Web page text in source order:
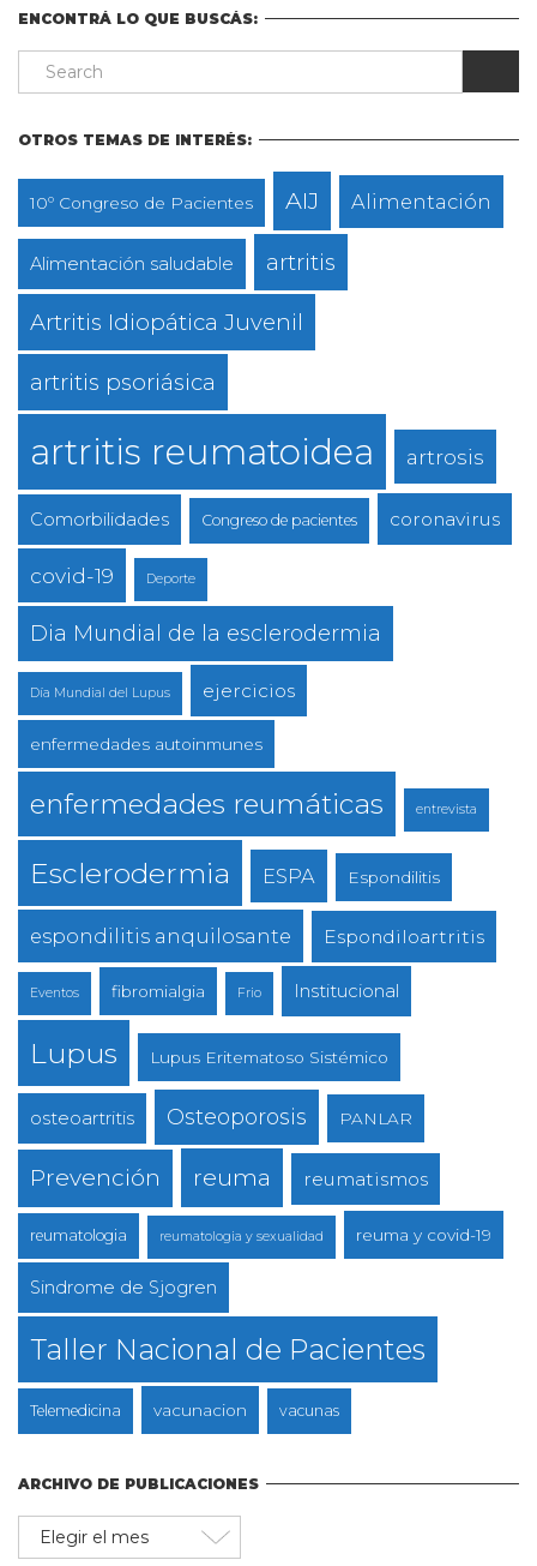
ENCONTRÁ LO QUE BUSCÁS:
OTROS TEMAS DE INTERÉS:
10º Congreso de Pacientes AIJ Alimentación
Alimentación saludable artritis
Artritis Idiopática Juvenil
artritis psoriásica
artritis reumatoidea artrosis
Comorbilidades Congreso de pacientes coronavirus
covid-19 Deporte
Dia Mundial de la esclerodermia
Día Mundial del Lupus ejercicios
enfermedades autoinmunes
enfermedades reumáticas entrevista
Esclerodermia ESPA Espondilitis
espondilitis anquilosante Espondiloartritis
Eventos fibromialgia Frio Institucional
Lupus Lupus Eritematoso Sistémico
osteoartritis Osteoporosis PANLAR
Prevención reuma reumatismos
reumatologia reumatologia y sexualidad reuma y covid-19
Sindrome de Sjogren
Taller Nacional de Pacientes
Telemedicina vacunacion vacunas
ARCHIVO DE PUBLICACIONES
Archivo
de